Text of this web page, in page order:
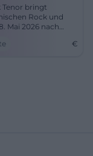
Tenor bringt
Rock und
Mai 2026 nach
Live-
€